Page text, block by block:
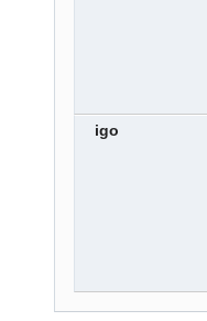
igo